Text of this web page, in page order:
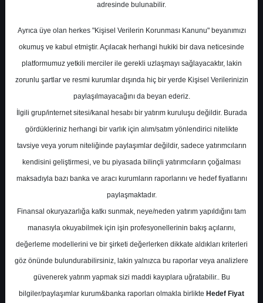
0 2
En Yüksek Tahmin
Ortalama Fiyat Tahmini
Ortalama Getiri Potansiyeli
Kurum Sayısı
6
adresinde bulunabilir.
Ayrıca üye olan herkes "Kişisel Verilerin Korunması Kanunu" beyanımızı
okumuş ve kabul etmiştir. Açılacak herhangi hukiki bir dava neticesinde
platformumuz yetkili merciler ile gerekli uzlaşmayı sağlayacaktır, lakin
zorunlu şartlar ve resmi kurumlar dışında hiç bir yerde Kişisel Verilerinizin
paylaşılmayacağını da beyan ederiz.
İlgili grup/internet sitesi/kanal hesabı bir yatırım kuruluşu değildir. Burada
gördükleriniz herhangi bir varlık için alım/satım yönlendirici nitelikte
tavsiye veya yorum niteliğinde paylaşımlar değildir, sadece yatırımcıların
kendisini geliştirmesi, ve bu piyasada bilinçli yatırımcıların çoğalması
maksadıyla bazı banka ve aracı kurumların raporlarını ve hedef fiyatlarını
paylaşmaktadır.
Finansal okuryazarlığa katkı sunmak, neye/neden yatırım yapıldığını tam
manasıyla okuyabilmek için işin profesyonellerinin bakış açılarını,
değerleme modellerini ve bir şirketi değerlerken dikkate aldıkları kriterleri
göz önünde bulundurabilirsiniz, lakin yalnızca bu raporlar veya analizlere
güvenerek yatırım yapmak sizi maddi kayıplara uğratabilir.. Bu
bilgiler/paylaşımlar kurum&banka raporları olmakla birlikte Hedef Fiyat